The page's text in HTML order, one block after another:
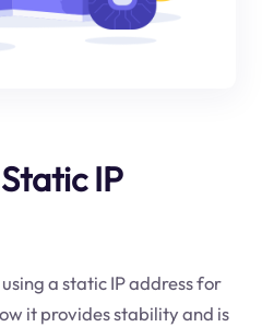
IP
a static IP address for
it provides stability and is